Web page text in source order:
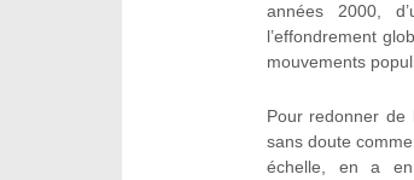
années 2000,
l’effondrement
mouvements
Pour redonner de
sans doute
échelle, en a en